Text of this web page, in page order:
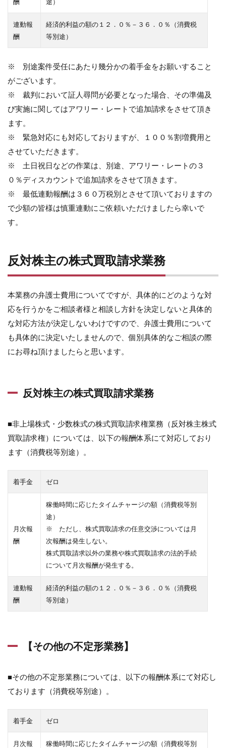
連動報
酬
経済的利益の額の１２．０％－３６．０％（消費税
等別途）
※ 別途案件受任にあたり幾分かの着手金をお願いすること
がございます。
※ 裁判において証人尋問が必要となった場合、その準備及
び実施に関してはアワリー・レートで追加請求をさせて頂き
ます。
※ 緊急対応にも対応しておりますが、１００％割増費用と
させていただきます。
※ 土日祝日などの作業は、別途、アワリー・レートの３
０％ディスカウントで追加請求をさせて頂きます。
※ 最低連動報酬は３６０万税別とさせて頂いておりますの
で少額の皆様は慎重連動にご依頼いただけましたら幸いで
す。
反対株主の株式買取請求業務
本業務の弁護士費用についてですが、具体的にどのような対
応を行うかをご相談者様と相談し方針を決定しないと具体的
な対応方法が決定しないわけですので、弁護士費用について
も具体的に決定いたしませんので、個別具体的なご相談の際
にお尋ね頂けましたらと思います。
反対株主の株式買取請求業務
■非上場株式・少数株式の株式買取請求権業務（反対株主株式
買取請求権）については、以下の報酬体系にて対応しており
ます（消費税等別途）。
着手金 ゼロ
月次報
酬
稼働時間に応じたタイムチャージの額（消費税等別
途）
※ ただし、株式買取請求の任意交渉については月
次報酬は発生しない。
株式買取請求以外の業務や株式買取請求の法的手続
について月次報酬が発生する。
連動報
酬
経済的利益の額の１２．０％－３６．０％（消費税
等別途）
【その他の不定形業務】
■その他の不定形業務については、以下の報酬体系にて対応し
ております（消費税等別途）。
着手金 ゼロ
月次報
稼働時間に応じたタイムチャージの額（消費税等別